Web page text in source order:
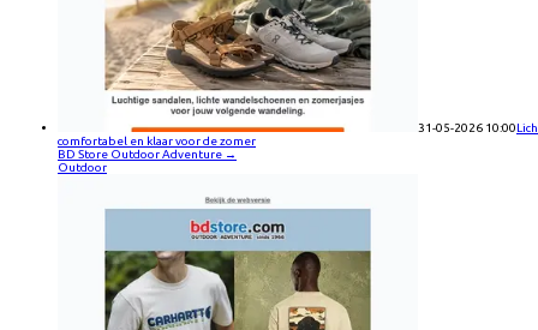
31-05-2026 10:00
comfortabel en klaar voor de zomer
BD Store Outdoor Adventure →
Outdoor